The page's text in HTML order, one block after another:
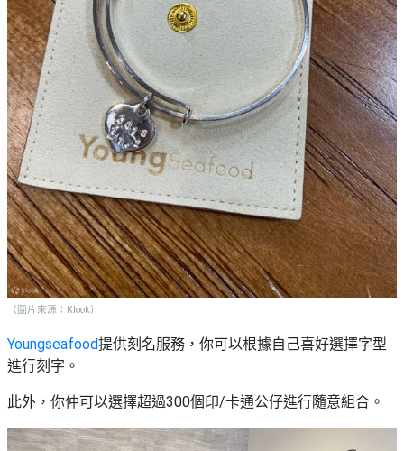
驗
手
作
工
作
坊
戶
外
玩
樂
遊
艇
租
#
露
營
#
水
上
活
動
#
散
水
餅
#18
美
食
（圖片來源：Klook）
Youngseafood提供刻名服務，你可以根據自己喜好選擇字型
進行刻字。
此外，你仲可以選擇超過300個印/卡通公仔進行隨意組合。